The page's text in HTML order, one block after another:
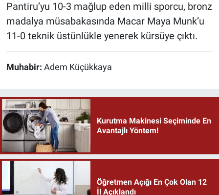
Pantiru’yu 10-3 mağlup eden milli sporcu, bronz
madalya müsabakasında Macar Maya Munk’u
11-0 teknik üstünlükle yenerek kürsüye çıktı.
Muhabir: Adem Küçükkaya
Kurutma Makinesi Seçiminde En
Avantajlı Yöntem!
Öğretmen Açığı En Çok Olan 12
İl Açıklandı